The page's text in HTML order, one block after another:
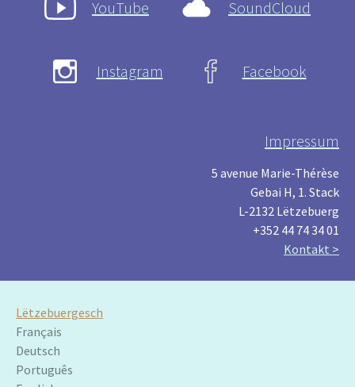
YouTube SoundCloud
Instagram Facebook
Impressum
5 avenue Marie-Thérèse
Gebai H, 1. Stack
L-2132 Lëtzebuerg
+352 44 74 34 01
Kontakt >
Lëtzebuergesch
Français
Deutsch
Português